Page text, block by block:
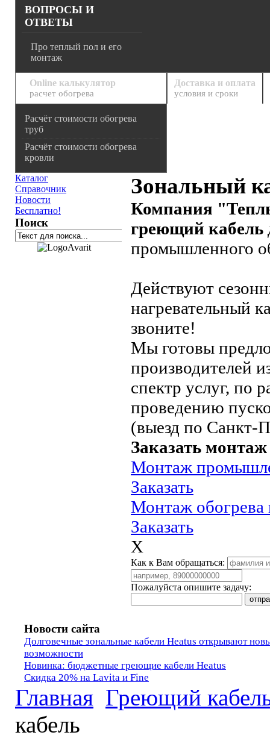
ВОПРОСЫ И
ОТВЕТЫ
Про теплый пол и его
монтаж
Online калькулятор
расчет обогрева
Расчёт стоимости обогрева
труб
Расчёт стоимости обогрева
кровли
Доставка и оплата
условия и сроки
Зональный
Компания
греющий кабель
промышленного
Действуют
нагревательный
звоните!
Мы готовы
производителей
спектр услуг, по
проведению
(выезд по Санкт-
Заказать
Монтаж
Заказать
Монтаж обогрева
Заказать
X
Как к Вам обращаться:
Пожалуйста опишите задачу:
Каталог
Справочник
Новости
Бесплатно!
Поиск
Новости сайта
Долговечные зональные кабели Heatus открывают
возможности
Новинка: бюджетные греющие кабели Heatus
Скидка 20% на Lavita и Fine
Главная Греющий
кабель